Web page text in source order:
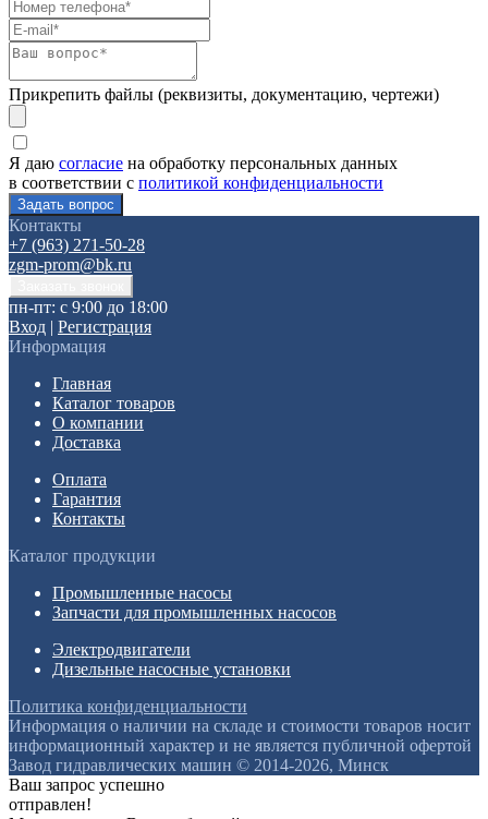
Прикрепить файлы (реквизиты, документацию, чертежи)
Я даю согласие на обработку персональных данных
в соответствии с политикой конфиденциальности
Контакты
+7 (963) 271-50-28
zgm-prom@bk.ru
пн-пт: с 9:00 до 18:00
Вход | Регистрация
Информация
Главная
Каталог товаров
О компании
Доставка
Оплата
Гарантия
Контакты
Каталог продукции
Промышленные насосы
Запчасти для промышленных насосов
Электродвигатели
Дизельные насосные установки
Политика конфиденциальности
Информация о наличии на складе и стоимости товаров носит
информационный характер и не является публичной офертой
Завод гидравлических машин © 2014-2026, Минск
Ваш запрос успешно
отправлен!